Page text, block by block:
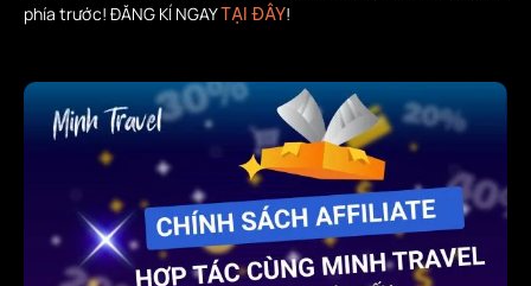
phía trước! ĐĂNG KÍ NGAYTẠI ĐÂY!